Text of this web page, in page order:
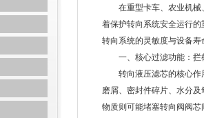
在重型卡车、农业机械
着保护转向系统安全运行
转向系统的灵敏度与设备寿
一、核心过滤功能：拦
转向液压滤芯的核心作用
磨屑、密封件碎片、水分
物质则可能堵塞转向阀阀芯